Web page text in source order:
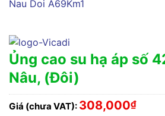
Ủng cao su hạ áp số
Nâu, (Đôi)
Giá (chưa VAT): 308,000₫